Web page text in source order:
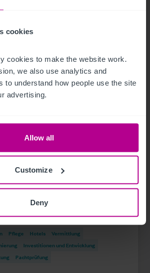
cookies
cookies to make the website work.
we also use analytics and
to understand how people use the site
advertising.
Allow all
Customize
Deny
verstärkt das Team in
Pflege Hotels
Vermittlung
Investitionen und Entwicklung
Pachtprüfung